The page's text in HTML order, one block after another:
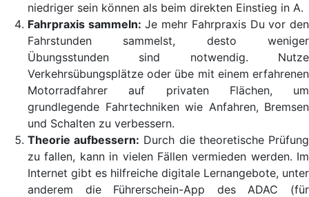
niedriger sein können als beim direkten Einstieg in A.
Fahrpraxis sammeln: Je mehr Fahrpraxis Du vor den
Fahrstunden sammelst, desto weniger
Übungsstunden sind notwendig. Nutze
Verkehrsübungsplätze oder übe mit einem erfahrenen
Motorradfahrer auf privaten Flächen, um
grundlegende Fahrtechniken wie Anfahren, Bremsen
und Schalten zu verbessern.
Theorie aufbessern: Durch die theoretische Prüfung
zu fallen, kann in vielen Fällen vermieden werden. Im
Internet gibt es hilfreiche digitale Lernangebote, unter
anderem die Führerschein-App des ADAC (für